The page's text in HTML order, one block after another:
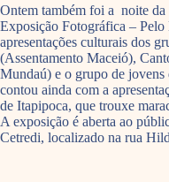
Ontem também foi a noite da
Exposição Fotográfica –
apresentações culturais dos
(Assentamento Maceió),
Mundaú) e o grupo de
contou ainda com a
de Itapipoca, que trouxe
A exposição é aberta ao
Cetredi, localizado na rua